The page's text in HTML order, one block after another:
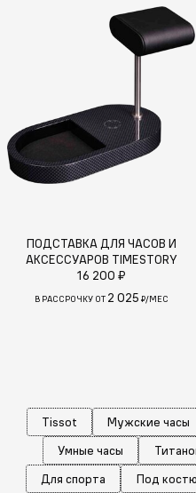
ПОДСТАВКА ДЛЯ ЧАСОВ И
АКСЕССУАРОВ TIMESTORY
16 200 ₽
В РАССРОЧКУ ОТ 2 025 ₽/МЕС
Tissot Мужские часы
Умные часы
Для спорта
Под